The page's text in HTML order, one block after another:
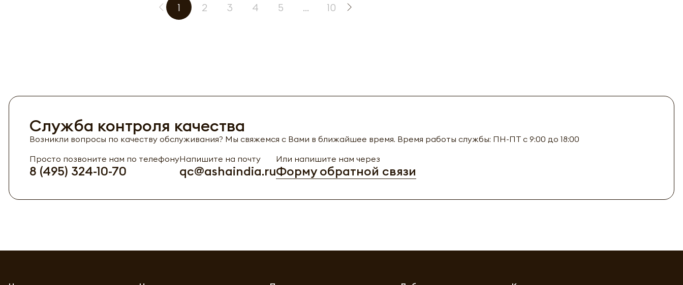
1 2 3 4 5 ... 10
Служба контроля качества
Возникли вопросы по качеству обслуживания? Мы свяжемся с Вами в ближайшее время. Время работы службы: ПН-ПТ с 9:00 до 18:00
Просто позвоните нам по телефону
8 (495) 324-10-70
Напишите на почту
qc@ashaindia.ru
Или напишите нам через
Форму обратной связи